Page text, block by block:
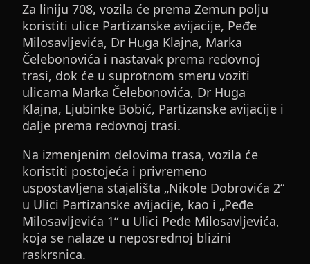
Za liniju 708, vozila će prema Zemun polju
koristiti ulice Partizanske avijacije, Peđe
Milosavljevića, Dr Huga Klajna, Marka
Čelebonovića i nastavak prema redovnoj
trasi, dok će u suprotnom smeru voziti
ulicama Marka Čelebonovića, Dr Huga
Klajna, Ljubinke Bobić, Partizanske avijacije i
dalje prema redovnoj trasi.
Na izmenjenim delovima trasa, vozila će
koristiti postojeća i privremeno
uspostavljena stajališta „Nikole Dobrovića 2“
u Ulici Partizanske avijacije, kao i „Peđe
Milosavljevića 1“ u Ulici Peđe Milosavljevića,
koja se nalaze u neposrednoj blizini
raskrsnica.